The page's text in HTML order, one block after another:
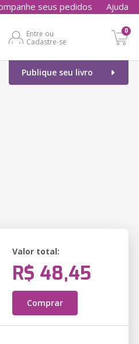
seus pedidos Ajuda
Entre ou
Cadastre-se
0
Publique seu livro
Valor total:
R$ 48,45
Comprar